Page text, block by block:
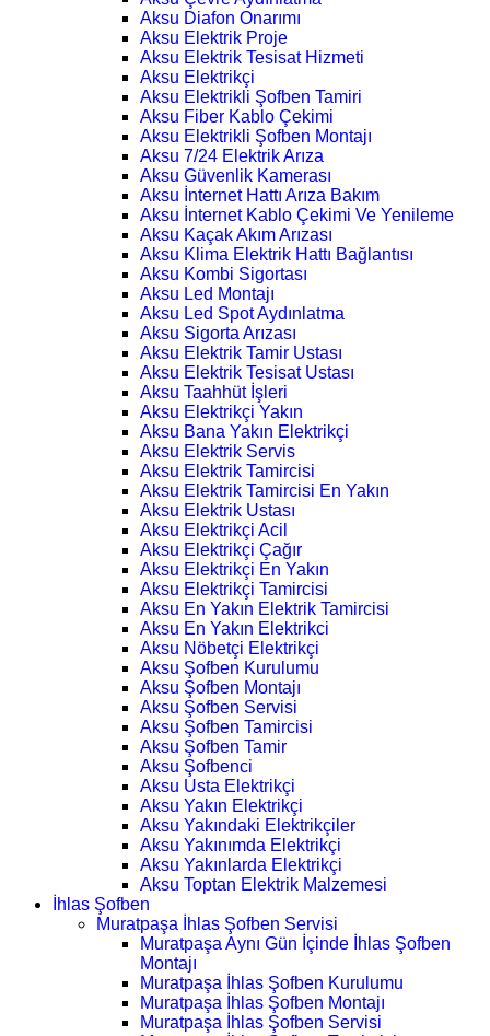
Aksu Diafon Onarımı
Aksu Elektrik Proje
Aksu Elektrik Tesisat Hizmeti
Aksu Elektrikçi
Aksu Elektrikli Şofben Tamiri
Aksu Fiber Kablo Çekimi
Aksu Elektrikli Şofben Montajı
Aksu 7/24 Elektrik Arıza
Aksu Güvenlik Kamerası
Aksu İnternet Hattı Arıza Bakım
Aksu İnternet Kablo Çekimi Ve Yenileme
Aksu Kaçak Akım Arızası
Aksu Klima Elektrik Hattı Bağlantısı
Aksu Kombi Sigortası
Aksu Led Montajı
Aksu Led Spot Aydınlatma
Aksu Sigorta Arızası
Aksu Elektrik Tamir Ustası
Aksu Elektrik Tesisat Ustası
Aksu Taahhüt İşleri
Aksu Elektrikçi Yakın
Aksu Bana Yakın Elektrikçi
Aksu Elektrik Servis
Aksu Elektrik Tamircisi
Aksu Elektrik Tamircisi En Yakın
Aksu Elektrik Ustası
Aksu Elektrikçi Acil
Aksu Elektrikçi Çağır
Aksu Elektrikçi En Yakın
Aksu Elektrikçi Tamircisi
Aksu En Yakın Elektrik Tamircisi
Aksu En Yakın Elektrikci
Aksu Nöbetçi Elektrikçi
Aksu Şofben Kurulumu
Aksu Şofben Montajı
Aksu Şofben Servisi
Aksu Şofben Tamircisi
Aksu Şofben Tamir
Aksu Şofbenci
Aksu Usta Elektrikçi
Aksu Yakın Elektrikçi
Aksu Yakındaki Elektrikçiler
Aksu Yakınımda Elektrikçi
Aksu Yakınlarda Elektrikçi
Aksu Toptan Elektrik Malzemesi
İhlas Şofben
Muratpaşa İhlas Şofben Servisi
Muratpaşa Aynı Gün İçinde İhlas Şofben
Montajı
Muratpaşa İhlas Şofben Kurulumu
Muratpaşa İhlas Şofben Montajı
Muratpaşa İhlas Şofben Servisi